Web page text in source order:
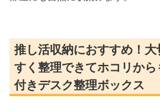
推し活収納におすすめ！
すく整理できてホコリか
付きデスク整理ボックス